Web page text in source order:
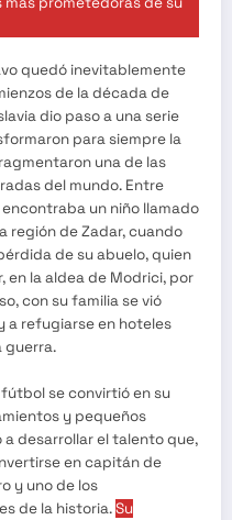
quedó inevitablemente
de la década de
dio paso a una serie
para siempre la
una de las
del mundo. Entre
un niño llamado
región de Zadar, cuando
de su abuelo, quien
en la aldea de Modrici, por
con su familia se vió
a refugiarse en hoteles
guerra.
se convirtió en su
y pequeños
desarrollar el talento que,
en capitán de
y uno de los
de la historia.Su